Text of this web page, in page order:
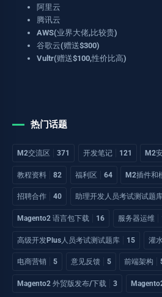
阿里云
腾讯云
AWS(业界大佬,比较贵)
谷歌云(赠送$300)
Vultr(赠送$100,性价比高)
热门话题
M2交流区 371 开发笔记 121 M2
教程资料 82 福利区 64 M2插件和
招聘合作 40 助理开发人员考试测试题
Magento2 语言包下载 16 服务器运维
高级开发Plus人员考试测试题库 15 灌
电商营销 5 意见反馈 5 前端架构
Magento2 外贸版发布/下载 3